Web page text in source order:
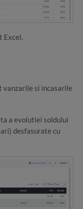
Excel.
vanzarile si incasarile
a evolutiei soldului
desfasurate cu